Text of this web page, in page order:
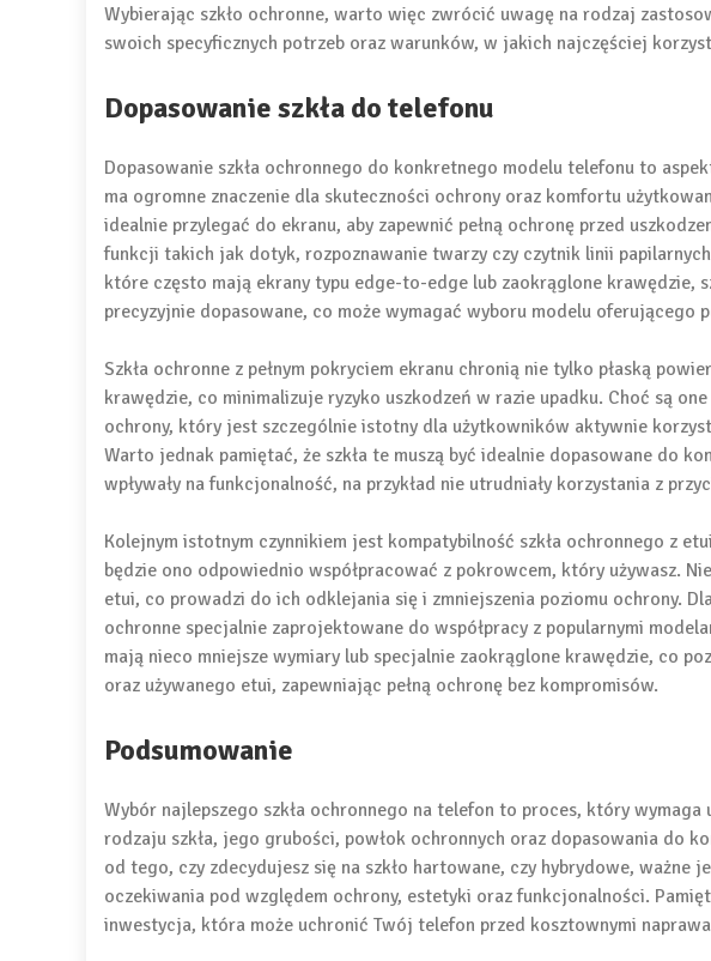
Wybierając szkło ochronne, warto więc zwrócić uwagę na rodzaj
swoich specyficznych potrzeb oraz warunków, w jakich najczęściej
Dopasowanie szkła do telefonu
Dopasowanie szkła ochronnego do konkretnego modelu telefonu to
ma ogromne znaczenie dla skuteczności ochrony oraz komfortu
idealnie przylegać do ekranu, aby zapewnić pełną ochronę przed
funkcji takich jak dotyk, rozpoznawanie twarzy czy czytnik linii
które często mają ekrany typu edge-to-edge lub zaokrąglone krawędzie,
precyzyjnie dopasowane, co może wymagać wyboru modelu oferującego
Szkła ochronne z pełnym pokryciem ekranu chronią nie tylko płaską
krawędzie, co minimalizuje ryzyko uszkodzeń w razie upadku. Choć są
ochrony, który jest szczególnie istotny dla użytkowników aktywnie
Warto jednak pamiętać, że szkła te muszą być idealnie dopasowane do
wpływały na funkcjonalność, na przykład nie utrudniały korzystania z
Kolejnym istotnym czynnikiem jest kompatybilność szkła ochronnego z
będzie ono odpowiednio współpracować z pokrowcem, który używasz.
etui, co prowadzi do ich odklejania się i zmniejszenia poziomu ochrony.
ochronne specjalnie zaprojektowane do współpracy z popularnymi
mają nieco mniejsze wymiary lub specjalnie zaokrąglone krawędzie, co
oraz używanego etui, zapewniając pełną ochronę bez kompromisów.
Podsumowanie
Wybór najlepszego szkła ochronnego na telefon to proces, który
rodzaju szkła, jego grubości, powłok ochronnych oraz dopasowania do
od tego, czy zdecydujesz się na szkło hartowane, czy hybrydowe, ważne
oczekiwania pod względem ochrony, estetyki oraz funkcjonalności.
inwestycja, która może uchronić Twój telefon przed kosztownymi